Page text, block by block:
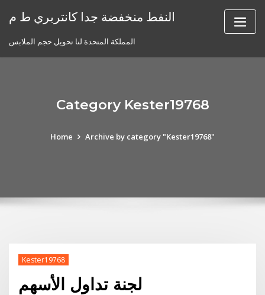
النفط منخفضة جدا كانتربري ط م
المملكة المتحدة لنا تحويل حجم الملابس
Category Kester19768
Home Archive by category "Kester19768"
Kester19768
لجنة تداول الأسهم